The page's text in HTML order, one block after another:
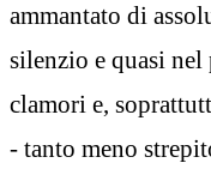
ammantato di
silenzio e quasi nel
clamori e,
- tanto meno